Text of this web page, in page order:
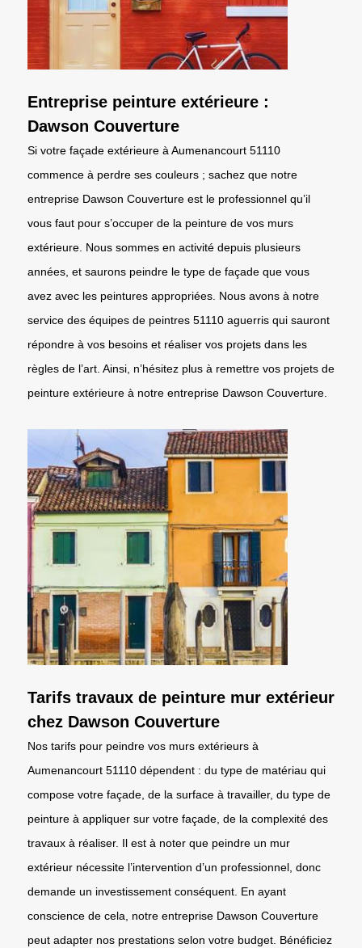
Entreprise peinture extérieure :
Dawson Couverture
Si votre façade extérieure à Aumenancourt 51110
commence à perdre ses couleurs ; sachez que notre
entreprise Dawson Couverture est le professionnel qu’il
vous faut pour s’occuper de la peinture de vos murs
extérieure. Nous sommes en activité depuis plusieurs
années, et saurons peindre le type de façade que vous
avez avec les peintures appropriées. Nous avons à notre
service des équipes de peintres 51110 aguerris qui sauront
répondre à vos besoins et réaliser vos projets dans les
règles de l’art. Ainsi, n’hésitez plus à remettre vos projets de
peinture extérieure à notre entreprise Dawson Couverture.
Tarifs travaux de peinture mur extérieur
chez Dawson Couverture
Nos tarifs pour peindre vos murs extérieurs à
Aumenancourt 51110 dépendent : du type de matériau qui
compose votre façade, de la surface à travailler, du type de
peinture à appliquer sur votre façade, de la complexité des
travaux à réaliser. Il est à noter que peindre un mur
extérieur nécessite l’intervention d’un professionnel, donc
demande un investissement conséquent. En ayant
conscience de cela, notre entreprise Dawson Couverture
peut adapter nos prestations selon votre budget. Bénéficiez